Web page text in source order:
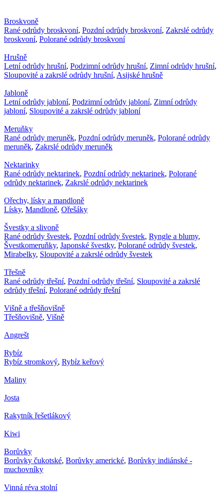
Broskvoně
Rané odrůdy broskvoní, Pozdní odrůdy broskvoní, Zakrslé odrůdy
broskvoní, Polorané odrůdy broskvoní
Hrušně
Letní odrůdy hrušní, Podzimní odrůdy hrušní, Zimní odrůdy hrušní,
Sloupovité a zakrslé odrůdy hrušní, Asijské hrušně
Jabloně
Letní odrůdy jabloní, Podzimní odrůdy jabloní, Zimní odrůdy
jabloní, Sloupovité a zakrslé odrůdy jabloní
Meruňky
Rané odrůdy meruněk, Pozdní odrůdy meruněk, Polorané odrůdy
meruněk, Zakrslé odrůdy meruněk
Nektarinky
Rané odrůdy nektarinek, Pozdní odrůdy nektarinek, Polorané
odrůdy nektarinek, Zakrslé odrůdy nektarinek
Ořechy, lísky a mandloně
Lísky, Mandloně, Ořešáky
Švestky a slivoně
Rané odrůdy švestek, Pozdní odrůdy švestek, Ryngle a blumy,
Švestkomeruňky, Japonské švestky, Polorané odrůdy švestek,
Mirabelky, Sloupovité a zakrslé odrůdy švestek
Třešně
Rané odrůdy třešní, Pozdní odrůdy třešní, Sloupovité a zakrslé
odrůdy třešní, Polorané odrůdy třešní
Višně a třešňovišně
Třešňovišně, Višně
Angrešt
Rybíz
Rybíz stromkový, Rybíz keřový
Maliny
Josta
Rakytník řešetlákový
Kiwi
Borůvky
Borůvky čukotské, Borůvky americké, Borůvky indiánské -
muchovníky
Vinná réva stolní